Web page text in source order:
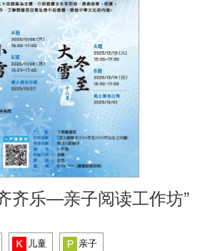
齐乐—亲子阅读工作坊”
儿童 亲子